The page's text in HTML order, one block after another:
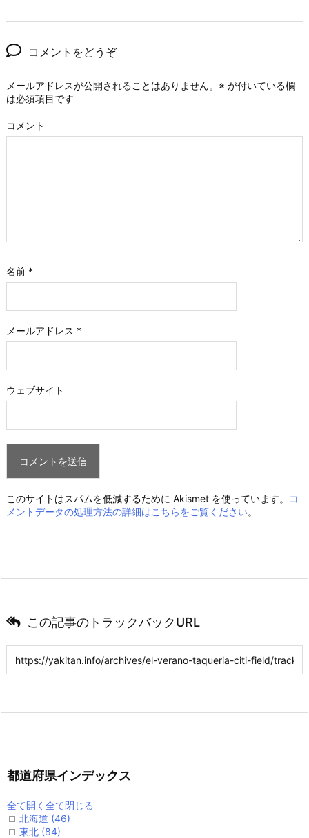
コメントをどうぞ
メールアドレスが公開されることはありません。 ※ が付いている欄
は必須項目です
コメント
名前 *
メールアドレス *
ウェブサイト
このサイトはスパムを低減するために Akismet を使っています。
コ
メントデータの処理方法の詳細はこちらをご覧ください。
この記事のトラックバックURL
都道府県インデックス
全て開く 全て閉じる
北海道 (46)
東北 (84)